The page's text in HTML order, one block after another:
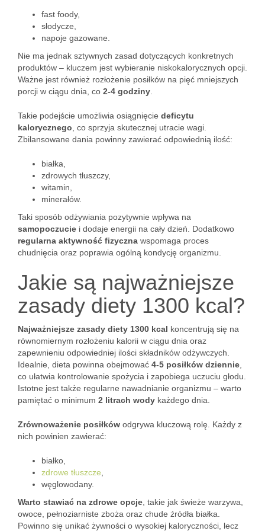
fast foody,
słodycze,
napoje gazowane.
Nie ma jednak sztywnych zasad dotyczących konkretnych
produktów – kluczem jest wybieranie niskokalorycznych opcji.
Ważne jest również rozłożenie posiłków na pięć mniejszych
porcji w ciągu dnia, co 2-4 godziny
Takie podejście umożliwia osiągnięcie deficytu
kalorycznego , co sprzyja skutecznej utracie wagi.
Zbilansowane dania powinny zawierać odpowiednią ilość:
białka,
zdrowych tłuszczy,
witamin,
minerałów.
Taki sposób odżywiania pozytywnie wpływa na
samopoczucie i dodaje energii na cały dzień. Dodatkowo
regularna aktywność fizyczna wspomaga proces
chudnięcia oraz poprawia ogólną kondycję organizmu.
Jakie są najważniejsze
zasady diety 1300 kcal?
Najważniejsze zasady diety 1300 kcal koncentrują się na
równomiernym rozłożeniu kalorii w ciągu dnia oraz
zapewnieniu odpowiedniej ilości składników odżywczych.
Idealnie, dieta powinna obejmować 4-5 posiłków dziennie
co ułatwia kontrolowanie spożycia i zapobiega uczuciu głodu.
Istotne jest także regularne nawadnianie organizmu – warto
pamiętać o minimum 2 litrach wody każdego dnia.
Zrównoważenie posiłków odgrywa kluczową rolę. Każdy z
nich powinien zawierać:
białko,
zdrowe tłuszcze
węglowodany.
Warto stawiać na zdrowe opcje , takie jak świeże warzywa,
owoce, pełnoziarniste zboża oraz chude źródła białka.
Powinno się unikać żywności o wysokiej kaloryczności, lecz